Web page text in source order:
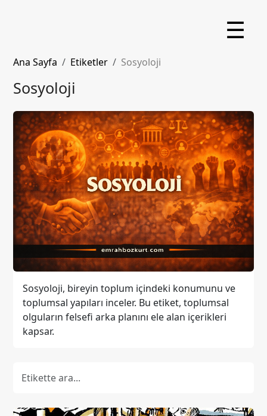
☰
Ana Sayfa Etiketler Sosyoloji
Sosyoloji
Sosyoloji, bireyin toplum içindeki konumunu ve
toplumsal yapıları inceler. Bu etiket, toplumsal
olguların felsefi arka planını ele alan içerikleri
kapsar.